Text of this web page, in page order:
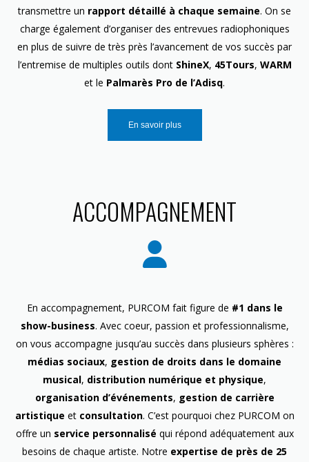
transmettre un rapport détaillé à chaque semaine. On se
charge également d’organiser des entrevues radiophoniques
en plus de suivre de très près l’avancement de vos succès par
l’entremise de multiples outils dont ShineX, 45Tours, WARM
et le Palmarès Pro de l’Adisq.
En savoir plus
ACCOMPAGNEMENT
En accompagnement, PURCOM fait figure de #1 dans le
show-business. Avec coeur, passion et professionnalisme,
on vous accompagne jusqu’au succès dans plusieurs sphères :
médias sociaux, gestion de droits dans le domaine
musical, distribution numérique et physique,
organisation d’événements, gestion de carrière
artistique etconsultation. C’est pourquoi chez PURCOM on
offre un service personnalisé qui répond adéquatement aux
besoins de chaque artiste. Notre expertise de près de 25